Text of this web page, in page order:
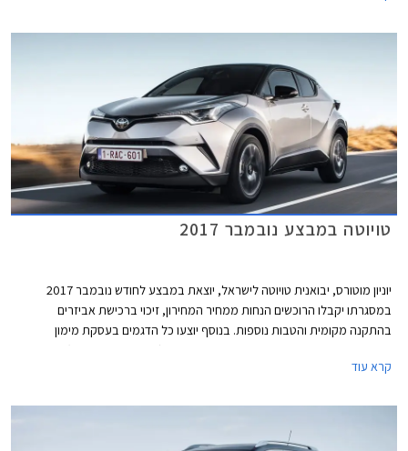
טויוטה במבצע נובמבר 2017
יוניון מוטורס, יבואנית טויוטה לישראל, יוצאת במבצע לחודש נובמבר 2017
במסגרתו יקבלו הרוכשים הנחות ממחיר המחירון, זיכוי ברכישת אביזרים
בהתקנה מקומית והטבות נוספות. בנוסף יוצעו כל הדגמים בעסקת מימון
תקף עד 30.11.2017.
קרא עוד